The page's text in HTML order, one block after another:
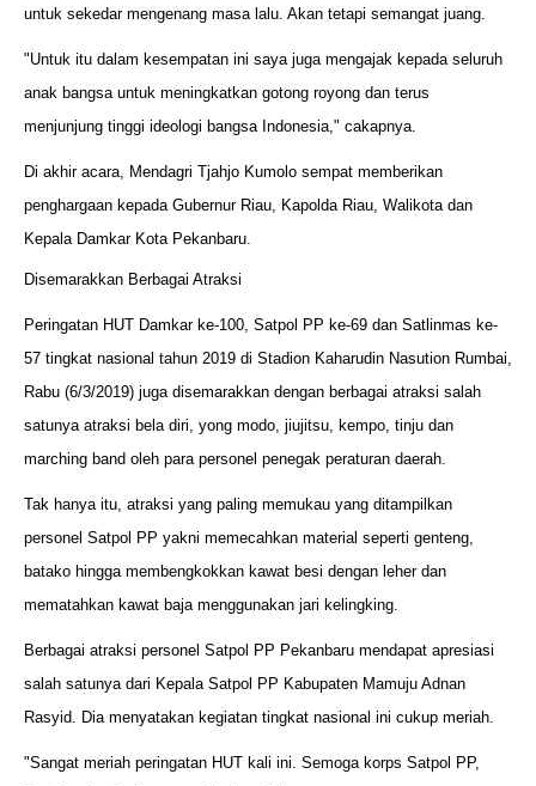
untuk sekedar mengenang masa lalu. Akan tetapi semangat juang.
"Untuk itu dalam kesempatan ini saya juga mengajak kepada seluruh
anak bangsa untuk meningkatkan gotong royong dan terus
menjunjung tinggi ideologi bangsa Indonesia," cakapnya.
Di akhir acara, Mendagri Tjahjo Kumolo sempat memberikan
penghargaan kepada Gubernur Riau, Kapolda Riau, Walikota dan
Kepala Damkar Kota Pekanbaru.
Disemarakkan Berbagai Atraksi
Peringatan HUT Damkar ke-100, Satpol PP ke-69 dan Satlinmas ke-
57 tingkat nasional tahun 2019 di Stadion Kaharudin Nasution Rumbai,
Rabu (6/3/2019) juga disemarakkan dengan berbagai atraksi salah
satunya atraksi bela diri, yong modo, jiujitsu, kempo, tinju dan
marching band oleh para personel penegak peraturan daerah.
Tak hanya itu, atraksi yang paling memukau yang ditampilkan
personel Satpol PP yakni memecahkan material seperti genteng,
batako hingga membengkokkan kawat besi dengan leher dan
mematahkan kawat baja menggunakan jari kelingking.
Berbagai atraksi personel Satpol PP Pekanbaru mendapat apresiasi
salah satunya dari Kepala Satpol PP Kabupaten Mamuju Adnan
Rasyid. Dia menyatakan kegiatan tingkat nasional ini cukup meriah.
"Sangat meriah peringatan HUT kali ini. Semoga korps Satpol PP,